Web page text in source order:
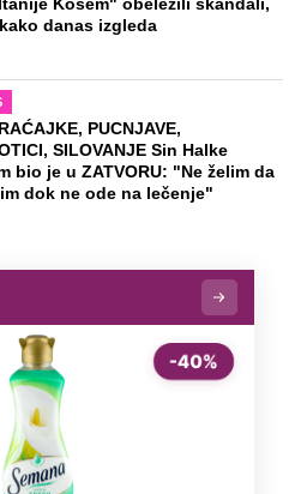
tela ostala rasuta po ulicama